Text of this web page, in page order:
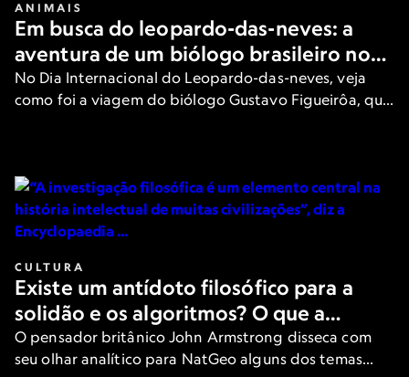
ANIMAIS
Em busca do leopardo-das-neves: a
aventura de um biólogo brasileiro nos
Himalaias atrás do grande felino
No Dia Internacional do Leopardo-das-neves, veja
como foi a viagem do biólogo Gustavo Figueirôa, que
CULTURA
Existe um antídoto filosófico para a
solidão e os algoritmos? O que a
filosofia diz sobre 5 polêmicas
O pensador britânico John Armstrong disseca com
seu olhar analítico para NatGeo alguns dos temas